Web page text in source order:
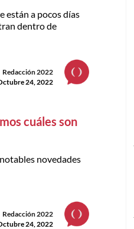
están a pocos días
dentro de
Redacción 2022
24, 2022
cuáles son
novedades
Redacción 2022
24, 2022